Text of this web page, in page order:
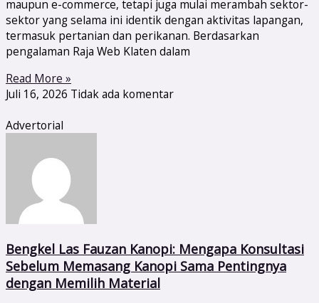
maupun e-commerce, tetapi juga mulai merambah sektor-
sektor yang selama ini identik dengan aktivitas lapangan,
termasuk pertanian dan perikanan. Berdasarkan
pengalaman Raja Web Klaten dalam
Read More »
Juli 16, 2026 Tidak ada komentar
Advertorial
Bengkel Las Fauzan Kanopi: Mengapa Konsultasi
Sebelum Memasang Kanopi Sama Pentingnya
dengan Memilih Material